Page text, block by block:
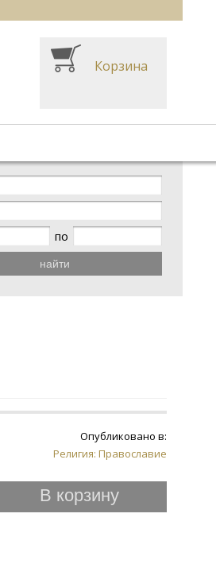
Корзина
по
найти
Опубликовано в:
Религия: Православие
В корзину